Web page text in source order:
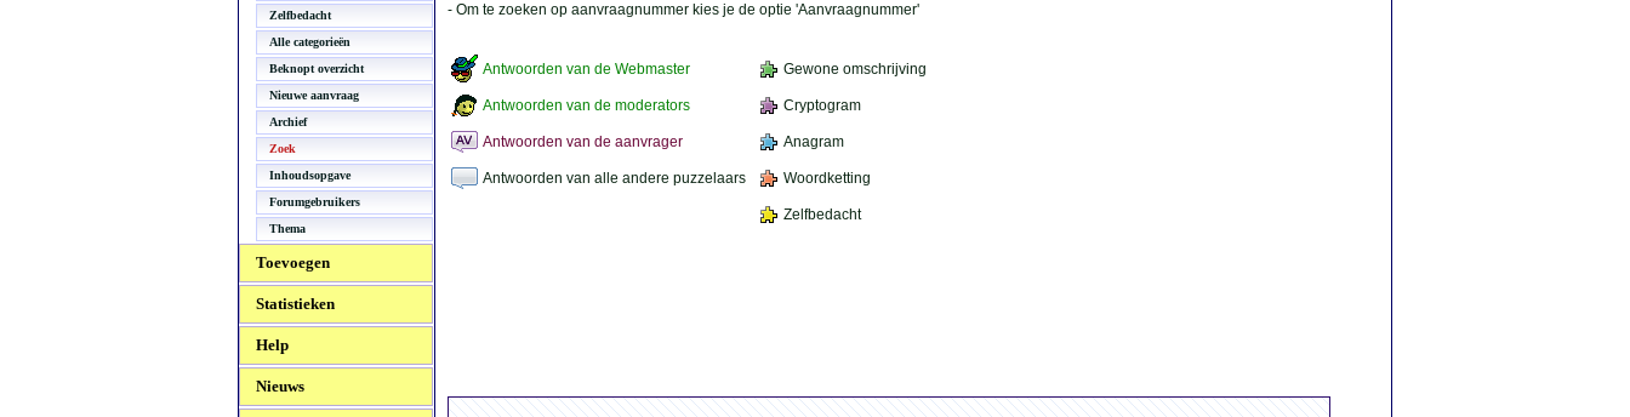
Zelfbedacht
Alle categorieën
Beknopt overzicht
Nieuwe aanvraag
Archief
Zoek
Inhoudsopgave
Forumgebruikers
Thema
Toevoegen
Statistieken
Help
Nieuws
- Om te zoeken op aanvraagnummer kies je de optie 'Aanvraagnummer'
Antwoorden van de Webmaster Gewone omschrijving
Antwoorden van de moderators Cryptogram
Antwoorden van de aanvrager Anagram
Antwoorden van alle andere puzzelaars Woordketting
Zelfbedacht